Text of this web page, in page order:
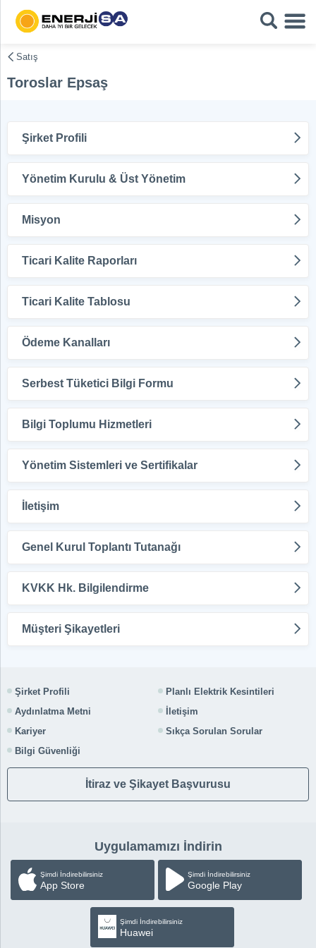
Satış
Toroslar Epsaş
Şirket Profili
Yönetim Kurulu & Üst Yönetim
Misyon
Ticari Kalite Raporları
Ticari Kalite Tablosu
Ödeme Kanalları
Serbest Tüketici Bilgi Formu
Bilgi Toplumu Hizmetleri
Yönetim Sistemleri ve Sertifikalar
İletişim
Genel Kurul Toplantı Tutanağı
KVKK Hk. Bilgilendirme
Müşteri Şikayetleri
Şirket Profili
Planlı Elektrik Kesintileri
Aydınlatma Metni
İletişim
Kariyer
Sıkça Sorulan Sorular
Bilgi Güvenliği
İtiraz ve Şikayet Başvurusu
Uygulamamızı İndirin
Şimdi İndirebilirsiniz
App Store
Şimdi İndirebilirsiniz
Google Play
Şimdi İndirebilirsiniz
Huawei